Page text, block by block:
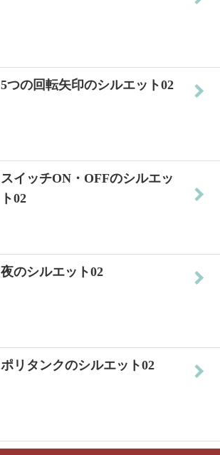
5つの回転矢印のシルエット02
スイッチON・OFFのシルエッ
ト02
夜のシルエット02
ポリタンクのシルエット02